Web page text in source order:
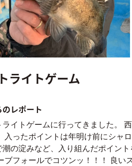
ライトゲーム
レポート
イトゲームに行ってきました。
入ったポイントは年明け前にシャ
の淀みなど、入り組んだポイン
ブフォールでコツンッ！！！ 良